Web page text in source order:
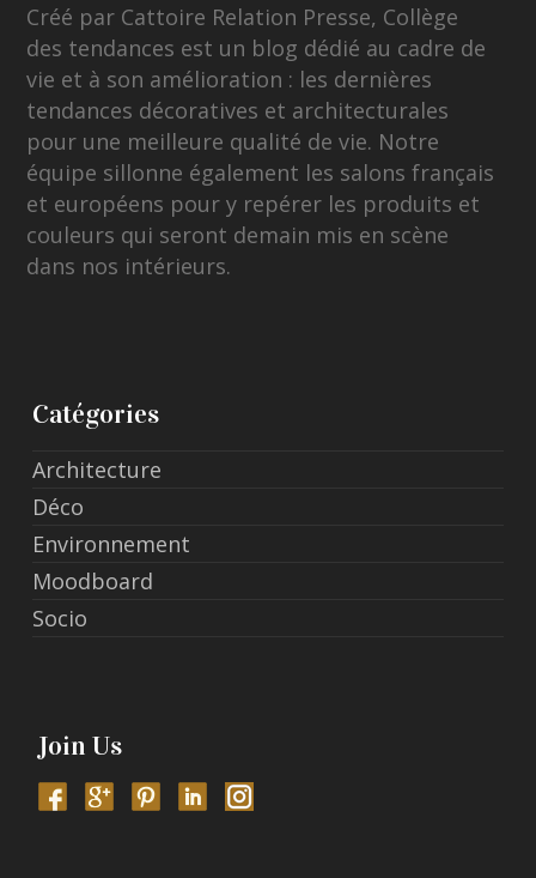
Créé par Cattoire Relation Presse, Collège
des tendances est un blog dédié au cadre de
vie et à son amélioration : les dernières
tendances décoratives et architecturales
pour une meilleure qualité de vie. Notre
équipe sillonne également les salons français
et européens pour y repérer les produits et
couleurs qui seront demain mis en scène
dans nos intérieurs.
Catégories
Architecture
Déco
Environnement
Moodboard
Socio
Join Us